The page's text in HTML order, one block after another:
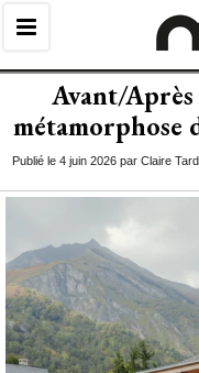
Avant/
métamorphose
Publié le 4 juin 2026 par Claire